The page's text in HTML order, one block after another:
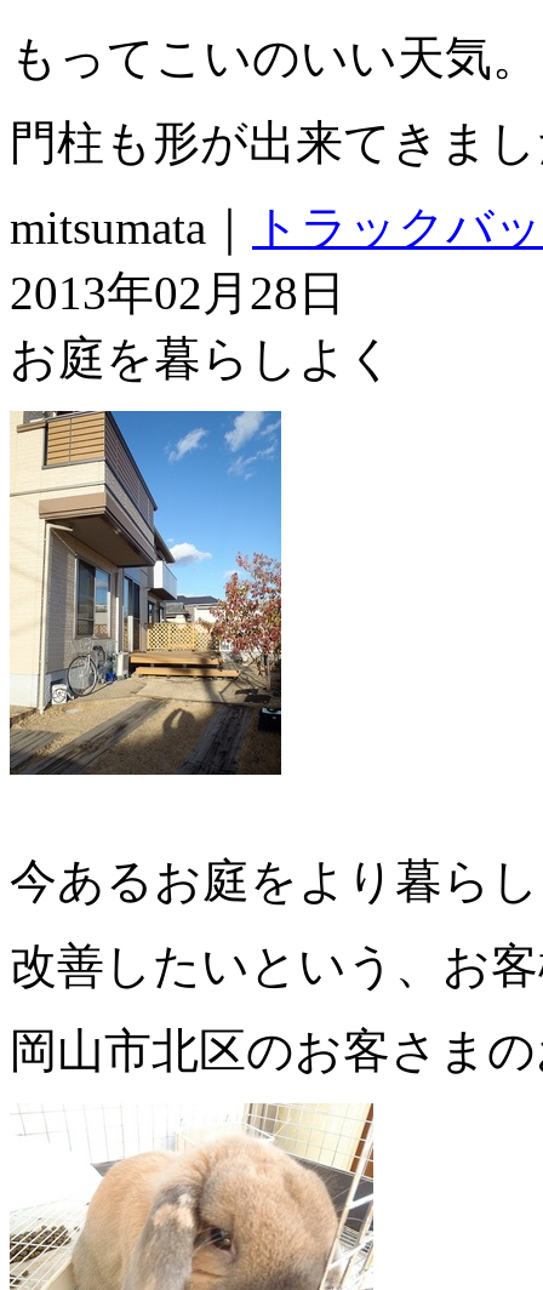
もってこいのいい天気。
門柱も形が出来てきま
mitsumata｜
トラックバ
2013年02月28日
お庭を暮らしよく
今あるお庭をより暮ら
改善したいという、お
岡山市北区のお客さま